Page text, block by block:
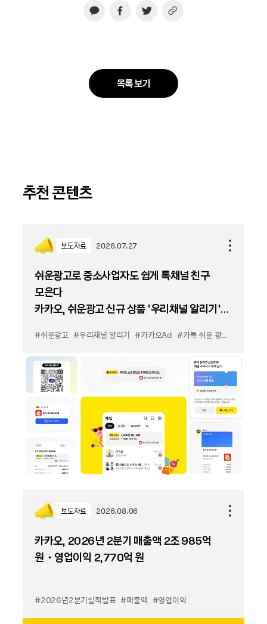
목록 보기
추천 콘텐츠
보도자료 2026.07.27
쉬운광고로 중소사업자도 쉽게 톡채널 친구
모은다
카카오, 쉬운광고 신규 상품 '우리채널 알리기'
#쉬운광고 #우리채널 알리기 #카카오Ad #카톡 쉬운 광고
보도자료 2026.08.06
카카오, 2026년 2분기 매출액 2조 985억
원・영업이익 2,770억 원
#2026년2분기실적발표 #매출액 #영업이익